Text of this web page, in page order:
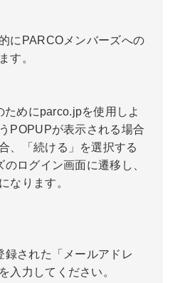
にPARCOメンバーズへの
す。
ためにparco.jpを使用しよ
POPUPが表示される場合
、「続ける」を選択する
ログイン画面に遷移し、
なります。
録された「メールアドレ
入力してください。